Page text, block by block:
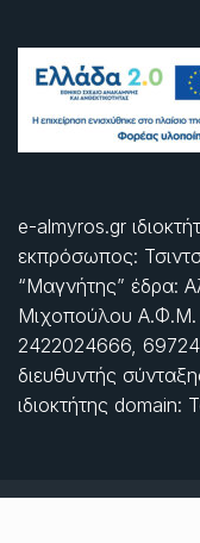
e-almyros.gr
εκπρόσωπος:
“Μαγνήτης” έδρα:
Μιχοπούλου
2422024666,
διευθυντής
ιδιοκτήτης domain: